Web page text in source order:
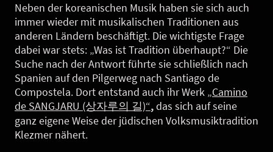
Neben der koreanischen Musik haben sie sich auch
immer wieder mit musikalischen Traditionen aus
anderen Ländern beschäftigt. Die wichtigste Frage
dabei war stets: „Was ist Tradition überhaupt?“ Die
Suche nach der Antwort führte sie schließlich nach
Spanien auf den Pilgerweg nach Santiago de
Compostela. Dort entstand auch ihr Werk „Camino
de SANGJARU (상자루의 길)“,das sich auf seine
ganz eigene Weise der jüdischen Volksmusiktradition
Klezmer nähert.